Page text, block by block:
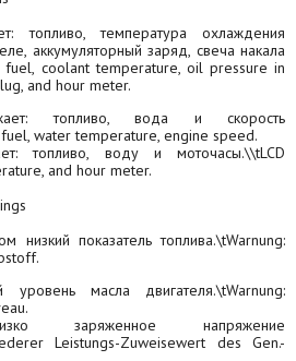
топливо, температура
охлаждения
аккумуляторный заряд, свеча накала
fuel , coolant temperature, oil pressure in
and hour meter.
топливо, вода и
скорость
fuel water temperature, engine speed.
топливо, воду имоточасы.\\tLCD
and hour meter.
низкий показатель топлива.\tWarnung:
.
уровень масла двигателя.\tWarnung:
.
заряженное
напряжение
Leistungs-Zuweisewert des
Gen.-